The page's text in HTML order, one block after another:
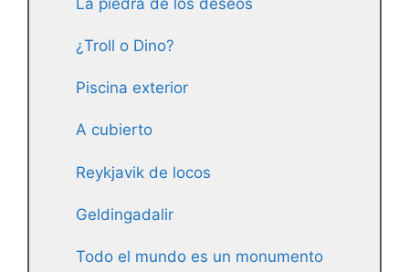
¿Troll o Dino?
Piscina exterior
A cubierto
Reykjavik de locos
Geldingadalir
Todo el mundo es un monumento